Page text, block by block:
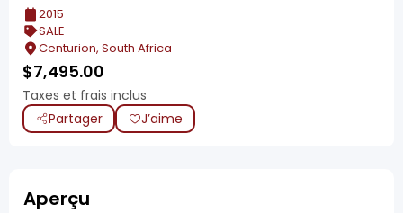
2015
SALE
Centurion, South Africa
$7,495.00
Taxes et frais inclus
Partager
J’aime
Aperçu